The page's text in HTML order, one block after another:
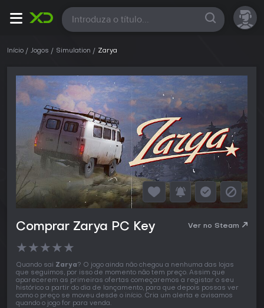
Todas
Início Jogos Simulation Zarya
Comprar Zarya PC Key Ver no Steam
★★★★★
Quando sai Zarya? O jogo ainda não chegou a nenhuma das lojas
que seguimos, por isso de momento não tem preço. Assim que
aparecerem as primeiras ofertas começaremos a registar o seu
histórico a partir do dia de lançamento, para que depois possas ver
como o preço se moveu desde o início. Cria um alerta e avisamos
quando o jogo for para venda.